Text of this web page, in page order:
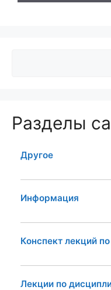
Разделы
Другое
Информация
Конспект лекций
Лекции по